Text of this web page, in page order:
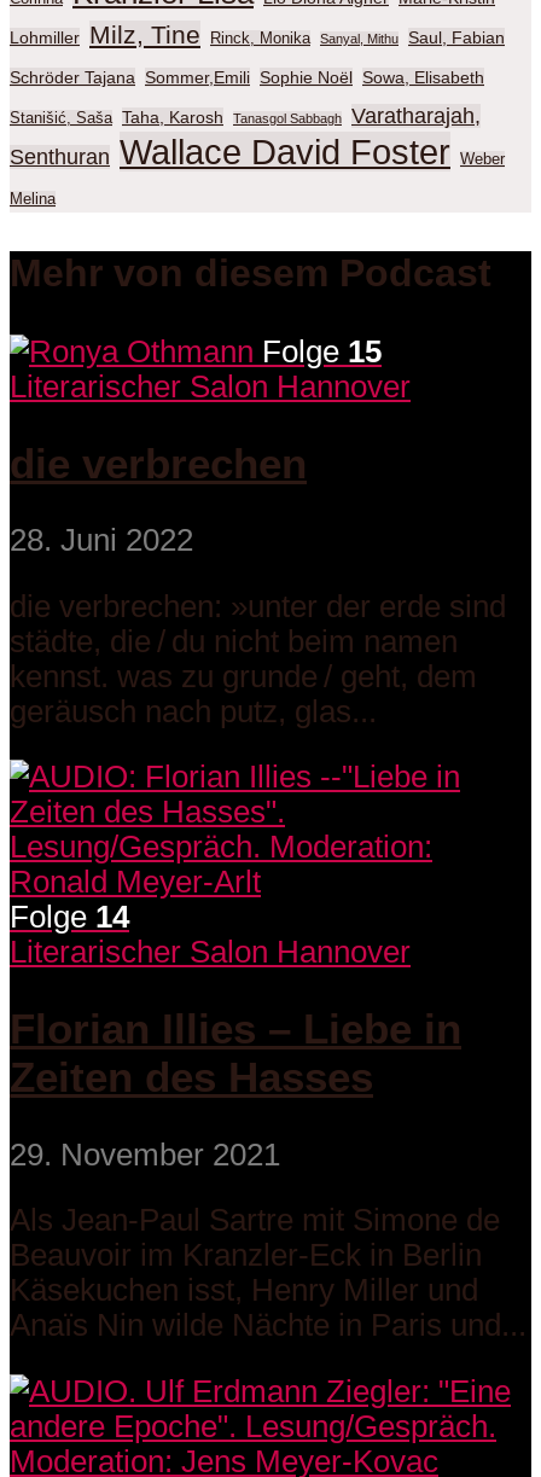
Lohmiller Milz, Tine Rinck, Monika Sanyal, Mithu Saul, Fabian
Schröder Tajana Sommer,Emili Sophie Noël Sowa, Elisabeth
Stanišić, Saša Taha, Karosh Tanasgol Sabbagh
Varatharajah,
Senthuran Wallace David Foster Weber
Melina
Mehr von diesem Podcast
Folge 15
Literarischer Salon Hannover
die verbrechen
28. Juni 2022
die verbrechen: »unter der erde sind
städte, die / du nicht beim namen
kennst. was zu grunde / geht, dem
geräusch nach putz, glas...
Folge 14
Literarischer Salon Hannover
Florian Illies – Liebe in
Zeiten des Hasses
29. November 2021
Als Jean-Paul Sartre mit Simone de
Beauvoir im Kranzler-Eck in Berlin
Käsekuchen isst, Henry Miller und
Anaïs Nin wilde Nächte in Paris und...